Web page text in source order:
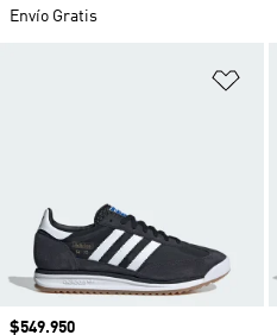
Envío Gratis
Precio
$549.950